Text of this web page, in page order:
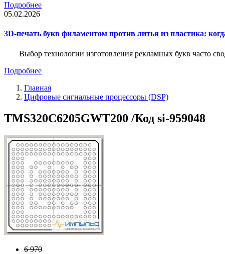
Подробнее
05.02.2026
3D-печать букв филаментом против литья из пластика:
Выбор технологии изготовления рекламных букв часто
Подробнее
Главная
Цифровые сигнальные процессоры (DSP)
TMS320C6205GWT200 /Код si-959048
6 970